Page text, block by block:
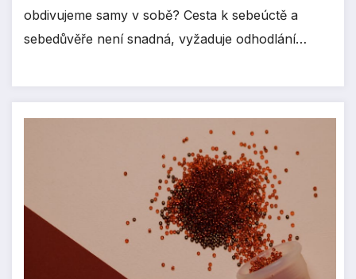
obdivujeme samy v sobě? Cesta k sebeúctě a
sebedůvěře není snadná, vyžaduje odhodlání…